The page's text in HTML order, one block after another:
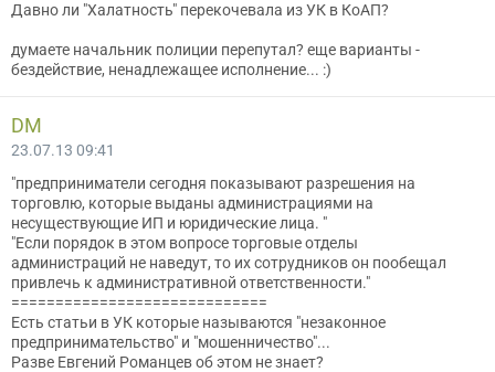
Давно ли "Халатность" перекочевала из УК в КоАП?
думаете начальник полиции перепутал? еще варианты -
бездействие, ненадлежащее исполнение... :)
DM
23.07.13 09:41
"предприниматели сегодня показывают разрешения на
торговлю, которые выданы администрациями на
несуществующие ИП и юридические лица. "
"Если порядок в этом вопросе торговые отделы
администраций не наведут, то их сотрудников он пообещал
привлечь к административной ответственности."
=============================
Есть статьи в УК которые называются "незаконное
предпринимательство" и "мошенничество"...
Разве Евгений Романцев об этом не знает?